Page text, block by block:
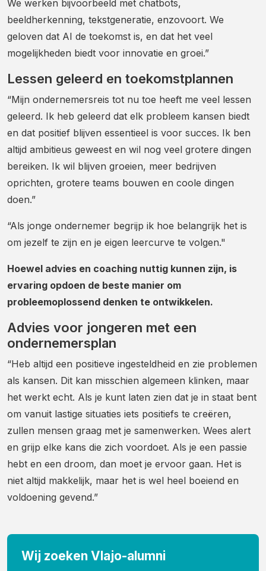
We werken bijvoorbeeld met chatbots,
beeldherkenning, tekstgeneratie, enzovoort. We
geloven dat AI de toekomst is, en dat het veel
mogelijkheden biedt voor innovatie en groei.”
Lessen geleerd en toekomstplannen
“Mijn ondernemersreis tot nu toe heeft me veel lessen
geleerd. Ik heb geleerd dat elk probleem kansen biedt
en dat positief blijven essentieel is voor succes. Ik ben
altijd ambitieus geweest en wil nog veel grotere dingen
bereiken. Ik wil blijven groeien, meer bedrijven
oprichten, grotere teams bouwen en coole dingen
doen.”
“Als jonge ondernemer begrijp ik hoe belangrijk het is
om jezelf te zijn en je eigen leercurve te volgen."
Hoewel advies en coaching nuttig kunnen zijn, is
ervaring opdoen de beste manier om
probleemoplossend denken te ontwikkelen.
Advies voor jongeren met een
ondernemersplan
“Heb altijd een positieve ingesteldheid en zie problemen
als kansen. Dit kan misschien algemeen klinken, maar
het werkt echt. Als je kunt laten zien dat je in staat bent
om vanuit lastige situaties iets positiefs te creëren,
zullen mensen graag met je samenwerken. Wees alert
en grijp elke kans die zich voordoet. Als je een passie
hebt en een droom, dan moet je ervoor gaan. Het is
niet altijd makkelijk, maar het is wel heel boeiend en
voldoening gevend.”
Wij zoeken Vlajo-alumni